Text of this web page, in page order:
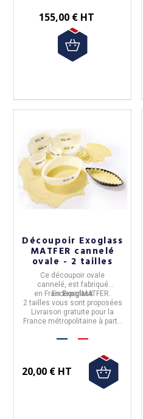
155,00 € HT
Découpoir Exoglass
MATFER cannelé
ovale - 2 tailles
Ce découpoir ovale
cannelé, est fabriqué
en FranceparMATFER.
EnExoglass
2 tailles vous sont proposées
Livraison gratuite pour la
France métropolitaine à partir
20,00 € HT